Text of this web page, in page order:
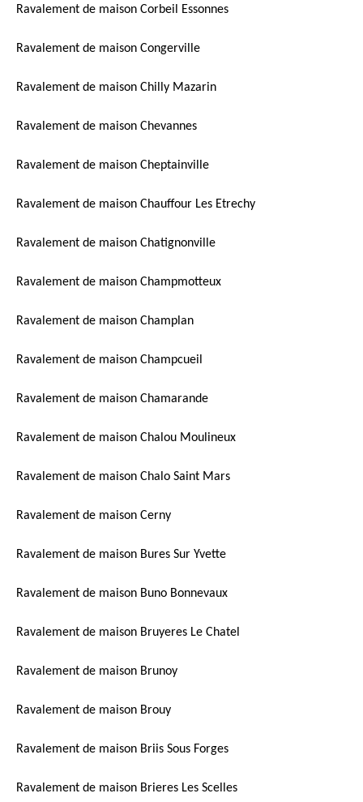
Ravalement de maison Corbeil Essonnes
Ravalement de maison Congerville
Ravalement de maison Chilly Mazarin
Ravalement de maison Chevannes
Ravalement de maison Cheptainville
Ravalement de maison Chauffour Les Etrechy
Ravalement de maison Chatignonville
Ravalement de maison Champmotteux
Ravalement de maison Champlan
Ravalement de maison Champcueil
Ravalement de maison Chamarande
Ravalement de maison Chalou Moulineux
Ravalement de maison Chalo Saint Mars
Ravalement de maison Cerny
Ravalement de maison Bures Sur Yvette
Ravalement de maison Buno Bonnevaux
Ravalement de maison Bruyeres Le Chatel
Ravalement de maison Brunoy
Ravalement de maison Brouy
Ravalement de maison Briis Sous Forges
Ravalement de maison Brieres Les Scelles